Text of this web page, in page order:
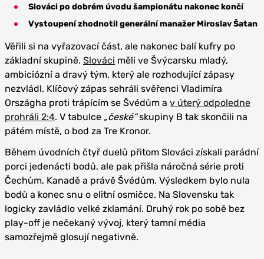
Slováci po dobrém úvodu šampionátu nakonec končí
Vystoupení zhodnotil generální manažer Miroslav Šatan
Věřili si na vyřazovací část, ale nakonec balí kufry po
základní skupině. Slováci měli ve Švýcarsku mladý,
ambiciózní a dravý tým, který ale rozhodující zápasy
nezvládl. Klíčový zápas sehráli svěřenci Vladimíra
Országha proti trápícím se Švédům a v úterý odpoledne
prohráli 2:4. V tabulce „české“skupiny B tak skončili na
pátém místě, o bod za Tre Kronor.
Během úvodních čtyř duelů přitom Slováci získali parádní
porci jedenácti bodů, ale pak přišla náročná série proti
Čechům, Kanadě a právě Švédům. Výsledkem bylo nula
bodů a konec snu o elitní osmičce. Na Slovensku tak
logicky zavládlo velké zklamání. Druhý rok po sobě bez
play-off je nečekaný vývoj, který tamní média
samozřejmě glosují negativně.